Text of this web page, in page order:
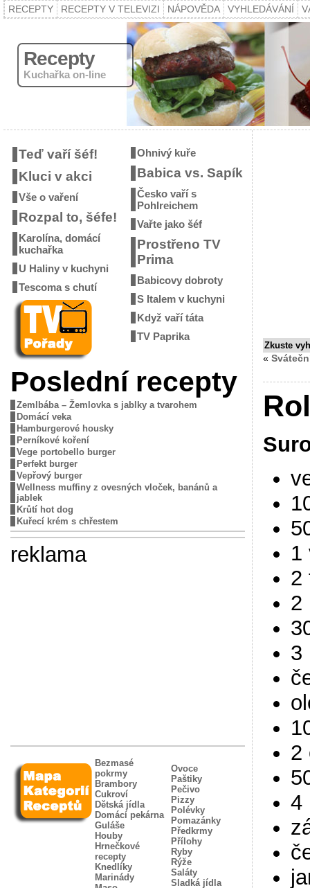
RECEPTY RECEPTY V TELEVIZI NÁPOVĚDA VYHLEDÁVÁNÍ
Recepty
Kuchařka on-line
Teď vaří šéf!
Kluci v akci
Vše o vaření
Rozpal to, šéfe!
Karolína, domácí
kuchařka
U Haliny v kuchyni
Tescoma s chutí
Ohnivý kuře
Babica vs. Sapík
Česko vaří s
Pohlreichem
Vařte jako šéf
Prostřeno TV
Prima
Babicovy dobroty
S Italem v kuchyni
Když vaří táta
TV Paprika
Poslední recepty
Zemlbába – Žemlovka s jablky a tvarohem
Domácí veka
Hamburgerové housky
Perníkové koření
Vege portobello burger
Perfekt burger
Vepřový burger
Wellness muffiny z ovesných vloček, banánů a
jablek
Krůtí hot dog
Kuřecí krém s chřestem
reklama
Bezmasé
pokrmy
Brambory
Cukroví
Dětská jídla
Domácí pekárna
Guláše
Houby
Hrnečkové
recepty
Knedlíky
Marinády
Ovoce
Paštiky
Pečivo
Pizzy
Polévky
Pomazánky
Předkrmy
Přílohy
Ryby
Rýže
Saláty
Sladká jídla
Zkuste
«
1
2
2
3
2
4